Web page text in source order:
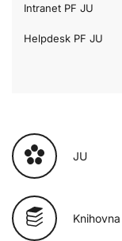
Intranet PF JU
Helpdesk PF JU
JU
Knihovna